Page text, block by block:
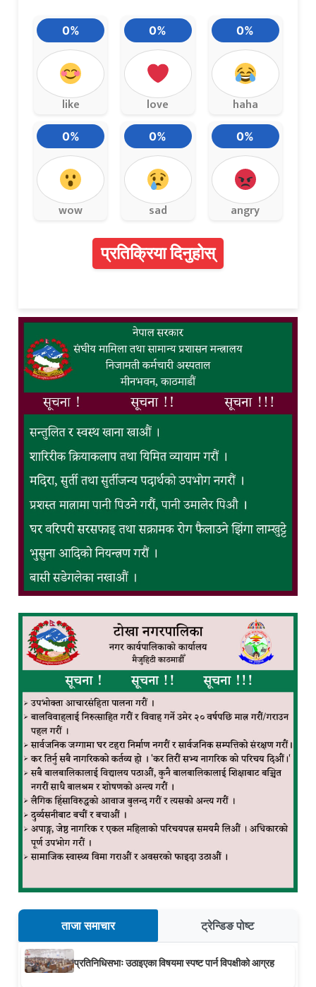
0%
like
0%
love
0%
haha
0%
wow
0%
sad
0%
angry
प्रतिक्रिया दिनुहोस्
ताजा समाचार ट्रेन्डिङ पोष्ट
प्रतिनिधिसभाः उठाइएका विषयमा स्पष्ट पार्न विपक्षीको आग्रह